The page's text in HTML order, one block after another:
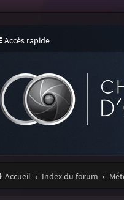
Accès rapide
Accueil Index du forum